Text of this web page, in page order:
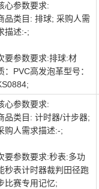
心参数要求:
品类目: 排球; 采购人需
描述:-;
要参数要求:排球:材
：PVC高发泡革型号：
心参数要求:
品类目: 计时器/计步器;
购人需求描述:-;
要参数要求:秒表:多功
秒表计时器裁判田径跑
比赛专用记忆;